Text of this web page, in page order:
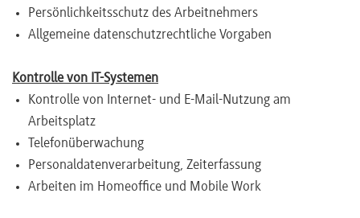
Persönlichkeitsschutz des Arbeitnehmers
Allgemeine datenschutzrechtliche Vorgaben
Kontrolle von IT-Systemen
Kontrolle von Internet- und E-Mail-Nutzung am
Arbeitsplatz
Telefonüberwachung
Personaldatenverarbeitung, Zeiterfassung
Arbeiten im Homeoffice und Mobile Work